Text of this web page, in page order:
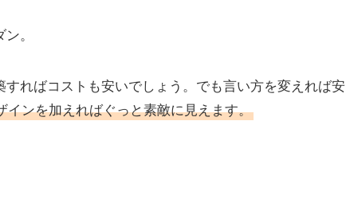
。
ればコストも安いでしょう。でも言い方を変えれば安
インを加えればぐっと素敵に見えます。